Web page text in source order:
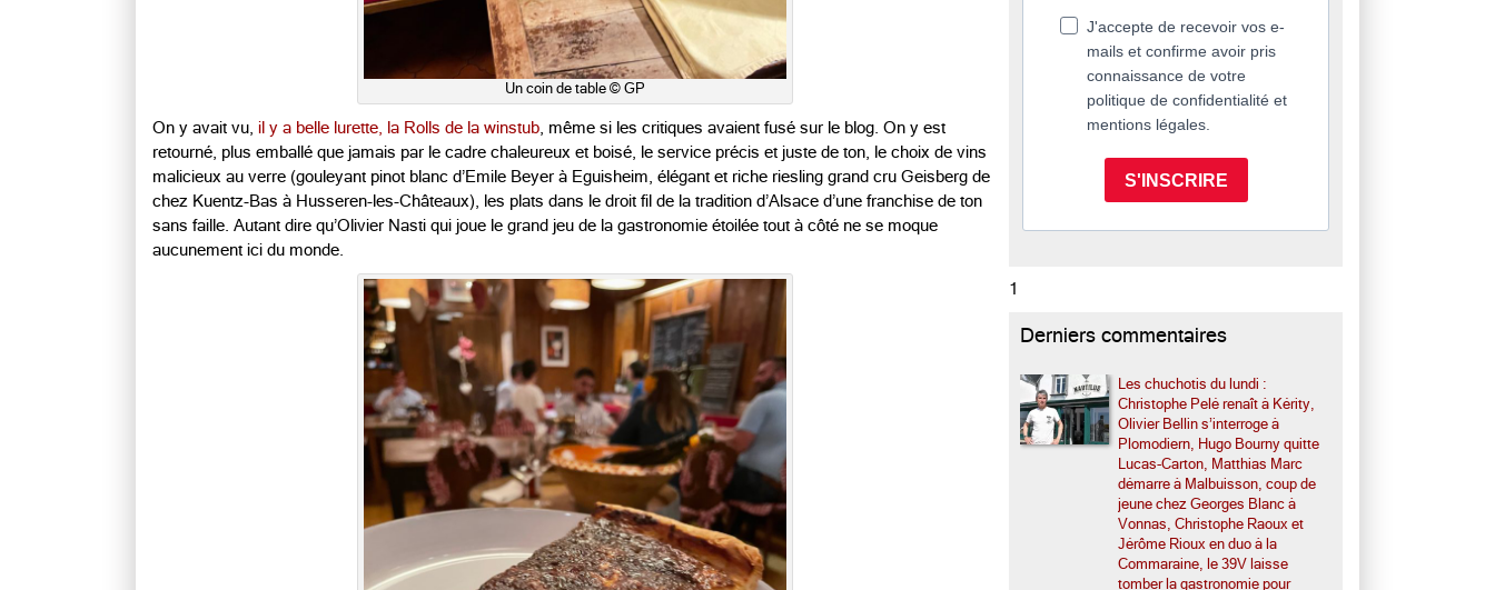
Un coin de table © GP
On y avait vu, il y a belle lurette, la Rolls de la winstub , même si les critiques avaient fusé sur le blog. On y est
retourné, plus emballé que jamais par le cadre chaleureux et boisé, le service précis et juste de ton, le choix de vins
malicieux au verre (gouleyant pinot blanc d’Emile Beyer à Eguisheim, élégant et riche riesling grand cru Geisberg de
chez Kuentz-Bas à Husseren-les-Châteaux), les plats dans le droit fil de la tradition d’Alsace d’une franchise de ton
sans faille. Autant dire qu’Olivier Nasti qui joue le grand jeu de la gastronomie étoilée tout à côté ne se moque
aucunement ici du monde.
J'accepte de recevoir vos e-
mails et confirme avoir pris
connaissance de votre
politique de confidentialité et
mentions légales.
S'INSCRIRE
1
Derniers commentaires
Les chuchotis du lundi :
Christophe Pelé renaît à Kérity,
Olivier Bellin s’interroge à
Plomodiern, Hugo Bourny quitte
Lucas-Carton, Matthias Marc
démarre à Malbuisson, coup de
jeune chez Georges Blanc à
Vonnas, Christophe Raoux et
Jérôme Rioux en duo à la
Commaraine, le 39V laisse
tomber la gastronomie pour